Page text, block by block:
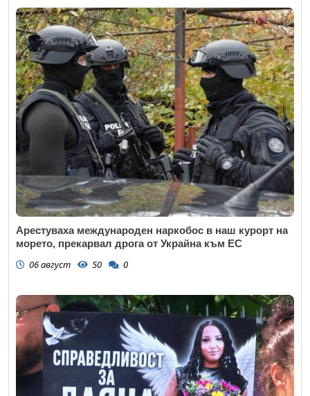
Арестуваха международен наркобос в наш курорт на
морето, прекарвал дрога от Украйна към ЕС
06 август 50 0